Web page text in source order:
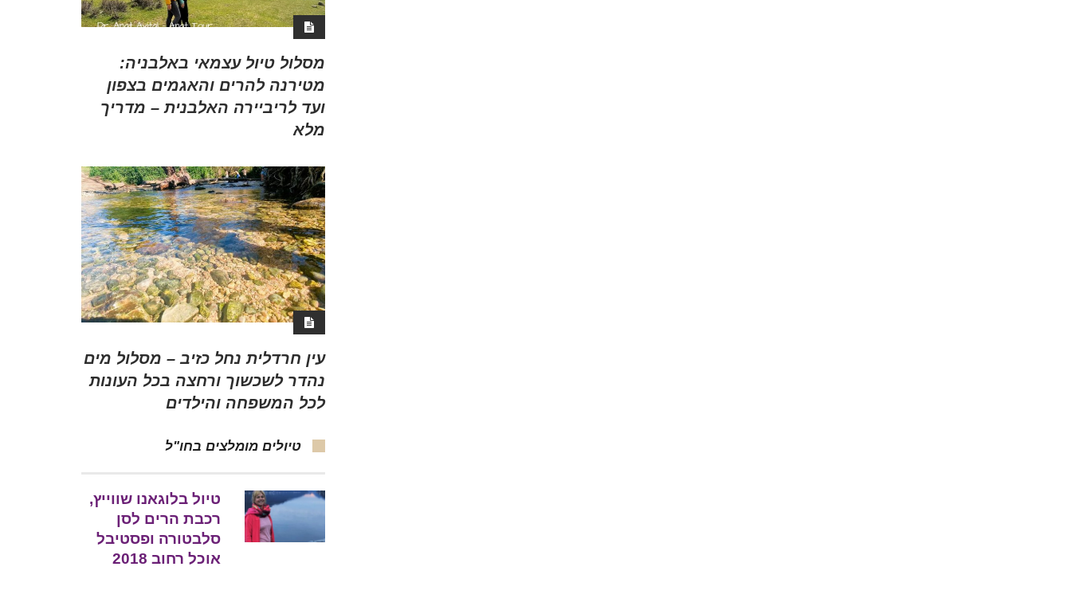
מסלול טיול עצמאי באלבניה:
מטירנה להרים והאגמים בצפון
ועד לריביירה האלבנית – מדריך
מלא
עין חרדלית נחל כזיב – מסלול מים
נהדר לשכשוך ורחצה בכל העונות
לכל המשפחה והילדים
טיולים מומלצים בחו"ל
טיול בלוגאנו שווייץ,
רכבת הרים לסן
סלבטורה ופסטיבל
אוכל רחוב 2018